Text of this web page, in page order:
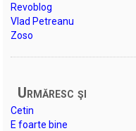
Revoblog
Vlad Petreanu
Zoso
Urmăresc şi
Cetin
E foarte bine